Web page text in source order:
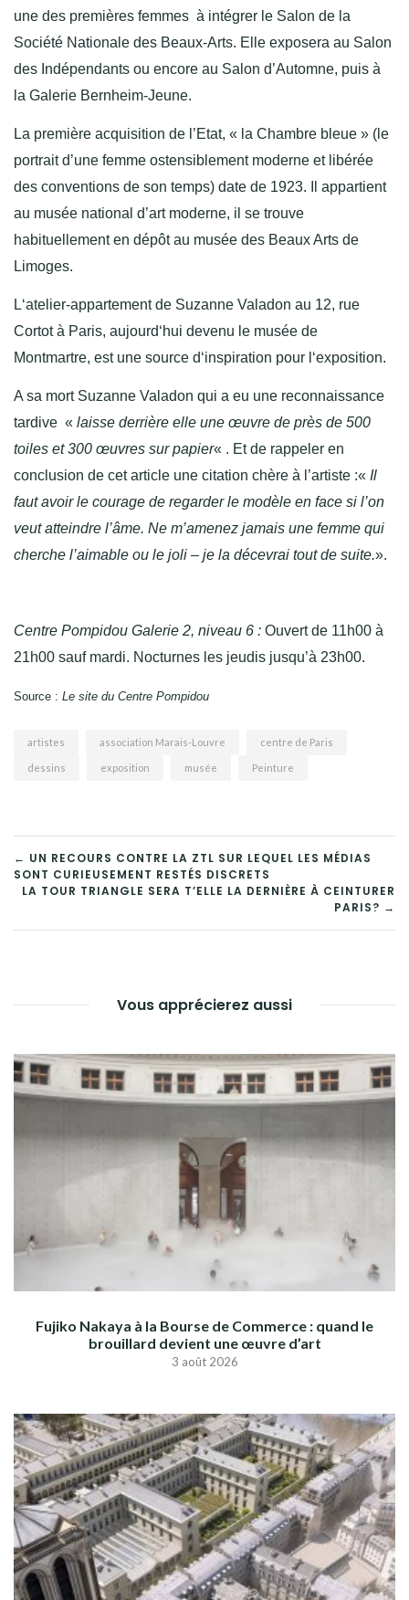
une des premières femmes à intégrer le Salon de la
Société Nationale des Beaux-Arts. Elle exposera au Salon
des Indépendants ou encore au Salon d’Automne, puis à
la Galerie Bernheim-Jeune.
La première acquisition de l’Etat, « la Chambre bleue » (le
portrait d’une femme ostensiblement moderne et libérée
des conventions de son temps) date de 1923. Il appartient
au musée national d’art moderne, il se trouve
habituellement en dépôt au musée des Beaux Arts de
Limoges.
L‘atelier-appartement de Suzanne Valadon au 12, rue
Cortot à Paris, aujourd‘hui devenu le musée de
Montmartre, est une source d‘inspiration pour l‘exposition.
A sa mort Suzanne Valadon qui a eu une reconnaissance
tardive « laisse derrière elle une œuvre de près de 500
toiles et 300 œuvres sur papier« . Et de rappeler en
conclusion de cet article une citation chère à l’artiste :« Il
faut avoir le courage de regarder le modèle en face si l’on
veut atteindre l’âme. Ne m’amenez jamais une femme qui
cherche l’aimable ou le joli – je la décevrai tout de suite.».
Centre Pompidou Galerie 2, niveau 6 : Ouvert de 11h00 à
21h00 sauf mardi. Nocturnes les jeudis jusqu’à 23h00.
Source : Le site du Centre Pompidou
artistes association Marais-Louvre centre de Paris
dessins exposition musée Peinture
NAVIGATION
DE
L’ARTICLE
← UN RECOURS CONTRE LA ZTL SUR LEQUEL LES MÉDIAS
SONT CURIEUSEMENT RESTÉS DISCRETS
LA TOUR TRIANGLE SERA T’ELLE LA DERNIÈRE À CEINTURER
PARIS? →
Vous apprécierez aussi
Fujiko Nakaya à la Bourse de Commerce : quand le
brouillard devient une œuvre d’art
3 août 2026